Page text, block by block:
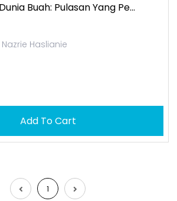
Buah: Pulasan Yang Pe...
Haslianie
Add To Cart
1